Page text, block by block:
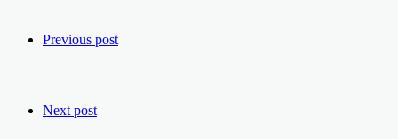
Previous post
Next post